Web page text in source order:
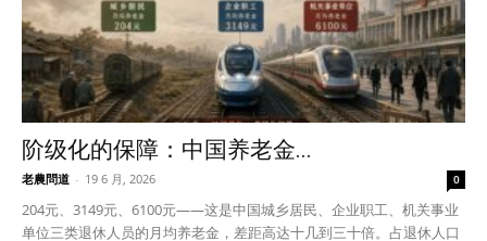
阶级化的保障：中国养老金...
老農問道 - 19 6 月, 2026 0
204元、3149元、6100元——这是中国城乡居民、企业职工、机关事业
单位三类退休人员的月均养老金，差距高达十几到三十倍。占退休人口